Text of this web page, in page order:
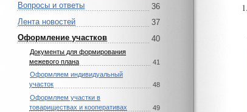
Вопросы и ответы
36
Лента новостей
37
Оформление участков
40
Документы для формирования
межевого плана
41
Оформляем индивидуальный
участок
48
Оформляем участки в
товариществах и кооперативах
49